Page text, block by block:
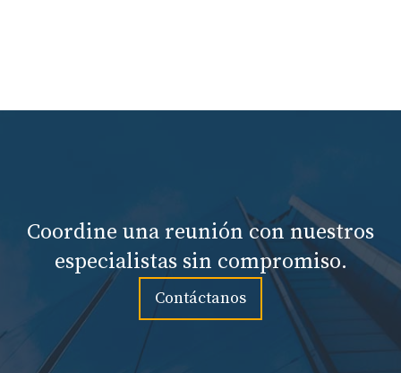
Coordine una reunión con nuestros
especialistas sin compromiso.
Contáctanos